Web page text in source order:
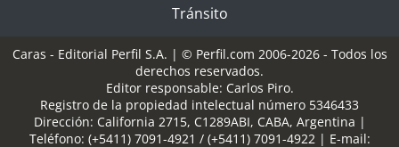
Tránsito
Caras - Editorial Perfil S.A. | © Perfil.com 2006-2026 - Todos los
derechos reservados.
Editor responsable: Carlos Piro.
Registro de la propiedad intelectual número 5346433
Dirección: California 2715, C1289ABI, CABA, Argentina |
Teléfono: (+5411) 7091-4921 / (+5411) 7091-4922| E-mail: